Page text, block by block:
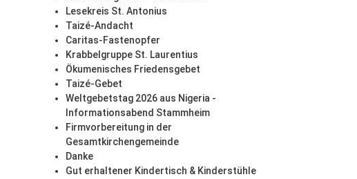
Lesekreis St. Antonius
Taizé-Andacht
Caritas-Fastenopfer
Krabbelgruppe St. Laurentius
Ökumenisches Friedensgebet
Taizé-Gebet
Weltgebetstag 2026 aus Nigeria -
Informationsabend Stammheim
Firmvorbereitung in der
Gesamtkirchengemeinde
Danke
Gut erhaltener Kindertisch & Kinderstühle